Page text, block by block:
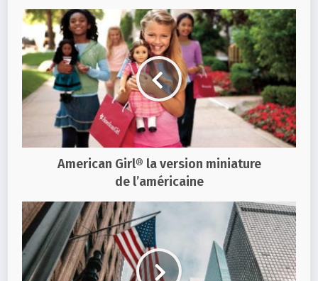
American Girl® la version miniature
de l’américaine